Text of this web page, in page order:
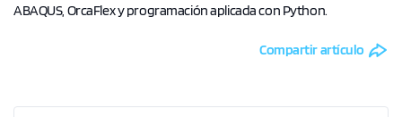
ABAQUS, OrcaFlex y programación aplicada con Python.
Compartir artículo